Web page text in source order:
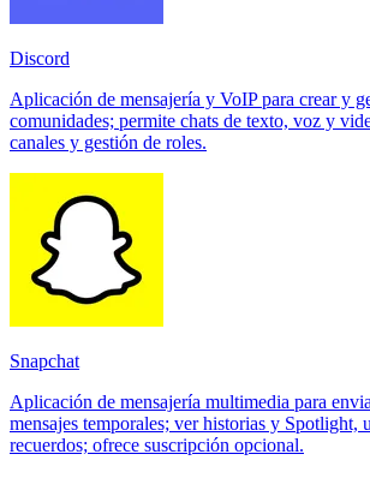
Discord
Aplicación de mensajería y VoIP para crear y
comunidades; permite chats de texto, voz y
canales y gestión de roles.
Snapchat
Aplicación de mensajería multimedia para
mensajes temporales; ver historias y Spotlight,
recuerdos; ofrece suscripción opcional.